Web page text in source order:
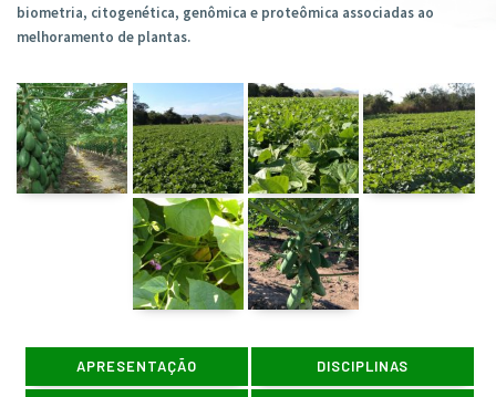
biometria, citogenética, genômica e proteômica associadas ao
melhoramento de plantas.
APRESENTAÇÃO DISCIPLINAS